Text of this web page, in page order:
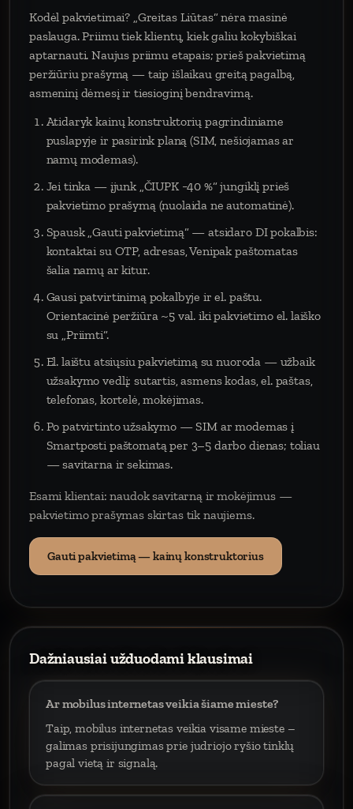
Kodėl pakvietimai? „Greitas Liūtas“ nėra masinė
paslauga. Priimu tiek klientų, kiek galiu kokybiškai
aptarnauti. Naujus priimu etapais; prieš pakvietimą
peržiūriu prašymą — taip išlaikau greitą pagalbą,
asmeninį dėmesį ir tiesioginį bendravimą.
Atidaryk kainų konstruktorių pagrindiniame
puslapyje ir pasirink planą (SIM, nešiojamas ar
namų modemas).
Jei tinka — įjunk „ČIUPK −40 %“ jungiklį prieš
pakvietimo prašymą (nuolaida ne automatinė).
Spausk „Gauti pakvietimą“ — atsidaro DI pokalbis:
kontaktai su OTP, adresas, Venipak paštomatas
šalia namų ar kitur.
Gausi patvirtinimą pokalbyje ir el. paštu.
Orientacinė peržiūra ~5 val. iki pakvietimo el. laiško
su „Priimti“.
El. laištu atsiųsiu pakvietimą su nuoroda — užbaik
užsakymo vedlį: sutartis, asmens kodas, el. paštas,
telefonas, kortelė, mokėjimas.
Po patvirtinto užsakymo — SIM ar modemas į
Smartposti paštomatą per 3–5 darbo dienas; toliau
— savitarna ir sekimas.
Esami klientai: naudok savitarną ir mokėjimus —
pakvietimo prašymas skirtas tik naujiems.
Gauti pakvietimą — kainų konstruktorius
Dažniausiai užduodami klausimai
Ar mobilus internetas veikia šiame mieste?
Taip, mobilus internetas veikia visame mieste –
galimas prisijungimas prie judriojo ryšio tinklų
pagal vietą ir signalą.